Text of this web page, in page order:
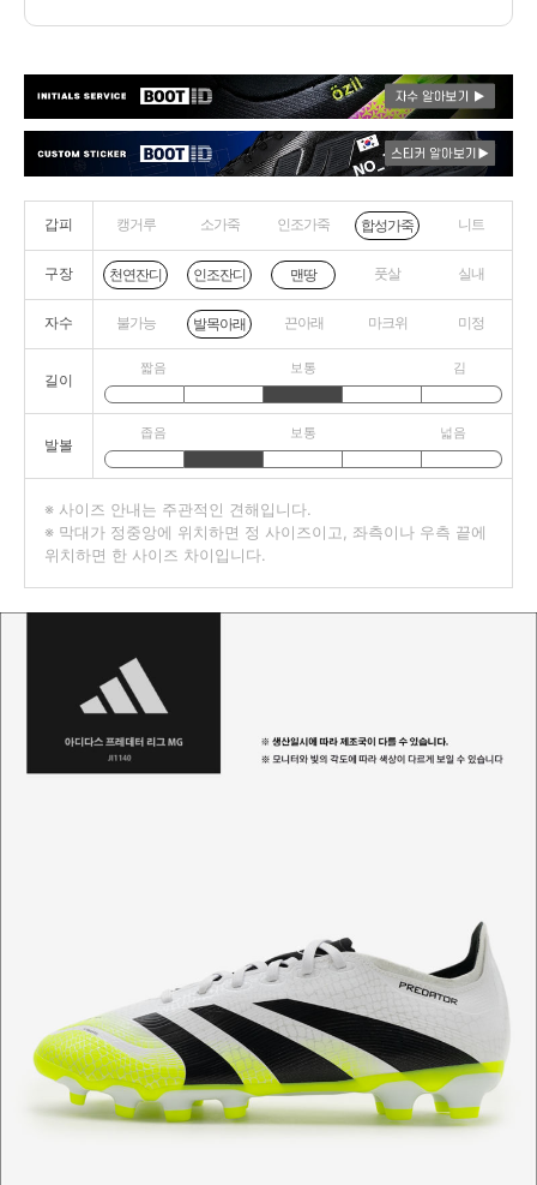
갑피 캥거루 소가죽 인조가죽 합성가죽 니트
구장 천연잔디 인조잔디 맨땅 풋살 실내
자수 불가능 발목아래 끈아래 마크위 미정
길이
짧음 보통 김
발볼
좁음 보통 넓음
※ 사이즈 안내는 주관적인 견해입니다.
※ 막대가 정중앙에 위치하면 정 사이즈이고, 좌측이나 우측 끝에
위치하면 한 사이즈 차이입니다.